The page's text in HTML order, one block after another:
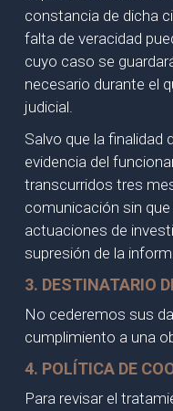
constancia de dicha
falta de veracidad
cuyo caso se
necesario durante el
judicial.
Salvo que la finalidad
evidencia del
transcurridos tres
comunicación sin
actuaciones de
supresión de la
3. DESTINATARIO
No cederemos sus
cumplimiento a una
4. POLÍTICA DE
Para revisar el